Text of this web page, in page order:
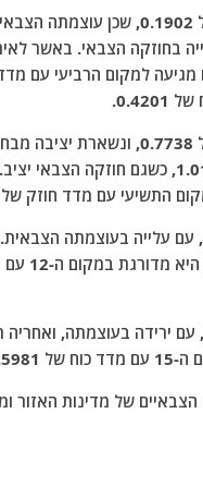
עם מדד כוח של 0.2661, עם עלייה
עיראק מדורגת במקום השישי עם מדד
הערביות במקום השביעי עם מדד כוח של
יציב.
הצבאיים של מדינות